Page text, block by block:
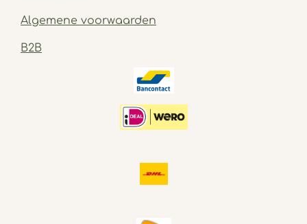
Algemene voorwaarden
B2B